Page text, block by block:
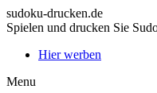
sudoku-drucken.de
Spielen und drucken Sie
Hier werben
Menu